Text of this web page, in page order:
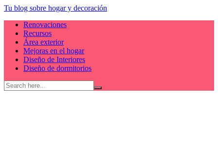
Skip
content
Tu blog sobre hogar y decoración
Renovaciones
Recursos
Área exterior
Mejoras en el hogar
Diseño de Interiores
Diseño de dormitorios